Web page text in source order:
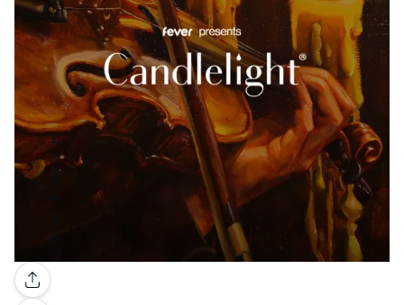
Galería